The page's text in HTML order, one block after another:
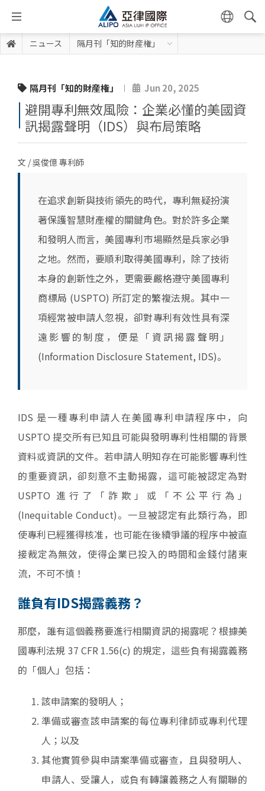
ニュース 隔月刊「知的財産権」
隔月刊「知的財産権」 Jun 20, 2025
避開專利無效風險：企業必懂的美國資
訊揭露聲明（IDS）與布局策略
文 / 吳俊億 專利師
在追求創新與技術領先的時代，專利無疑扮演
著保護智慧財產權的關鍵角色。對於許多企業
和發明人而言，美國專利市場顯然是兵家必爭
之地。然而，要順利取得美國專利，除了技術
本身的創新性之外，更需要嚴格遵守美國專利
商標局 (USPTO) 所訂定的繁複法規。其中一
項經常被申請人忽視，卻對專利有效性具有深
遠影響的制度，便是「資訊揭露聲明」
(Information Disclosure Statement, IDS)。
IDS 是一種專利申請人在美國專利申請程序中，向
USPTO 提交所有已知且可能與發明專利性相關的背景
資料或資訊的文件。若申請人明知存在可能影響專利性
的重要資訊，卻刻意不主動揭露，這可能被認定為對
USPTO 進行了「詐欺」或「不公平行為」
(Inequitable Conduct)。一旦被認定有此類行為，即
使專利已經獲得核准，也可能在後續爭議的程序中被直
接裁定為無效，使得企業已投入的時間和金錢付諸東
流，不可不慎！
誰負有IDS揭露義務？
那麼，誰有這個義務要進行相關資訊的揭露呢？根據美
國專利法規 37 CFR 1.56(c) 的規定，這些負有揭露義務
的「個人」包括：
該申請案的發明人；
準備或審查該申請案的每位專利律師或專利代理
人；以及
其他實質參與申請案準備或審查，且與發明人、
申請人、受讓人，或負有轉讓義務之人有關聯的